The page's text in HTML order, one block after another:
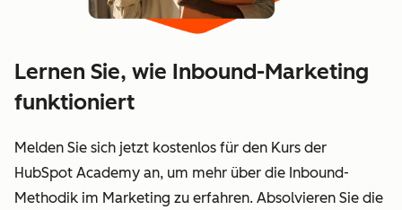
Lernen Sie, wie Inbound-Marketing
funktioniert
Melden Sie sich jetzt kostenlos für den Kurs der
HubSpot Academy an, um mehr über die Inbound-
Methodik im Marketing zu erfahren. Absolvieren Sie die